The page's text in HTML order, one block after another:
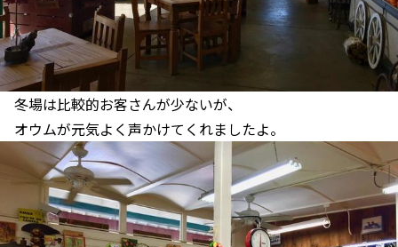
冬場は比較的お客さんが少ないが、
オウムが元気よく声かけてくれましたよ。